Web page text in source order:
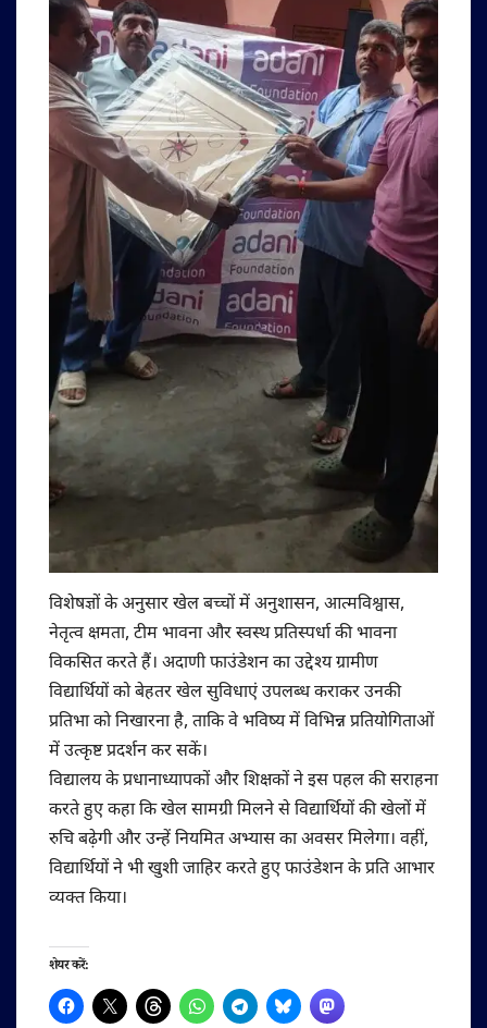
विशेषज्ञों के अनुसार खेल बच्चों में अनुशासन, आत्मविश्वास,
नेतृत्व क्षमता, टीम भावना और स्वस्थ प्रतिस्पर्धा की भावना
विकसित करते हैं। अदाणी फाउंडेशन का उद्देश्य ग्रामीण
विद्यार्थियों को बेहतर खेल सुविधाएं उपलब्ध कराकर उनकी
प्रतिभा को निखारना है, ताकि वे भविष्य में विभिन्न प्रतियोगिताओं
में उत्कृष्ट प्रदर्शन कर सकें।
विद्यालय के प्रधानाध्यापकों और शिक्षकों ने इस पहल की सराहना
करते हुए कहा कि खेल सामग्री मिलने से विद्यार्थियों की खेलों में
रुचि बढ़ेगी और उन्हें नियमित अभ्यास का अवसर मिलेगा। वहीं,
विद्यार्थियों ने भी खुशी जाहिर करते हुए फाउंडेशन के प्रति आभार
व्यक्त किया।
शेयर करें: